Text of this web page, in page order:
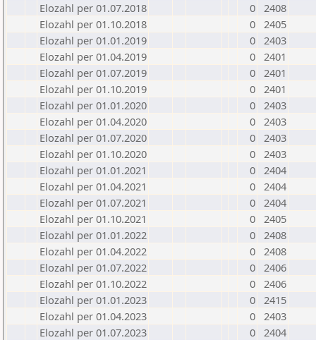
Elozahl per 01.07.2018
0 2408
Elozahl per 01.10.2018
0 2405
Elozahl per 01.01.2019
0 2403
Elozahl per 01.04.2019
0 2401
Elozahl per 01.07.2019
0 2401
Elozahl per 01.10.2019
0 2401
Elozahl per 01.01.2020
0 2403
Elozahl per 01.04.2020
0 2403
Elozahl per 01.07.2020
0 2403
Elozahl per 01.10.2020
0 2403
Elozahl per 01.01.2021
0 2404
Elozahl per 01.04.2021
0 2404
Elozahl per 01.07.2021
0 2404
Elozahl per 01.10.2021
0 2405
Elozahl per 01.01.2022
0 2408
Elozahl per 01.04.2022
0 2408
Elozahl per 01.07.2022
0 2406
Elozahl per 01.10.2022
0 2406
Elozahl per 01.01.2023
0 2415
Elozahl per 01.04.2023
0 2403
Elozahl per 01.07.2023
0 2404